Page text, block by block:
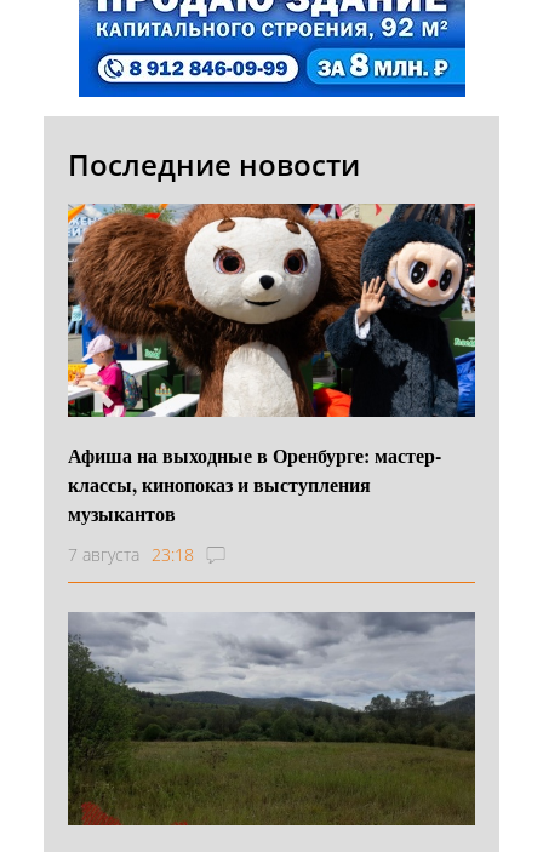
Последние новости
Афиша на выходные в Оренбурге: мастер-
классы, кинопоказ и выступления
музыкантов
7 августа 23:18